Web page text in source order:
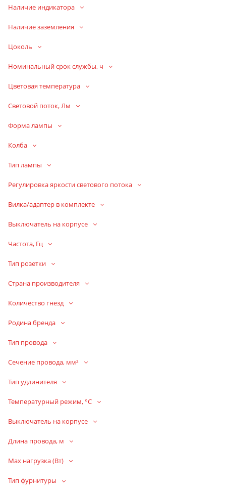
Наличие индикатора
Наличие заземления
Цоколь
Номинальный срок службы, ч
Цветовая температура
Световой поток, Лм
Форма лампы
Колба
Тип лампы
Регулировка яркости светового потока
Вилка/адаптер в комплекте
Выключатель на корпусе
Частота, Гц
Тип розетки
Страна производителя
Количество гнезд
Родина бренда
Тип провода
Сечение провода, мм²
Тип удлинителя
Температурный режим, °С
Выключатель на корпусе
Длина провода, м
Max нагрузка (Вт)
Тип фурнитуры